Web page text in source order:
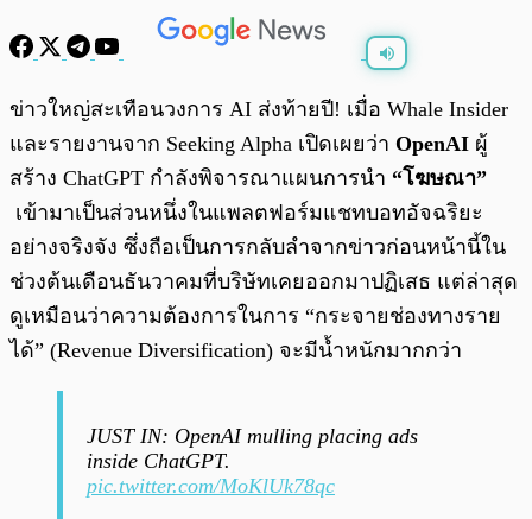
พร้อมเล่น
ข่าวใหญ่สะเทือนวงการ AI ส่งท้ายปี! เมื่อ Whale Insider
และรายงานจาก Seeking Alpha เปิดเผยว่า OpenAI ผู้
สร้าง ChatGPT กำลังพิจารณาแผนการนำ “โฆษณา”
เข้ามาเป็นส่วนหนึ่งในแพลตฟอร์มแชทบอทอัจฉริยะ
อย่างจริงจัง ซึ่งถือเป็นการกลับลำจากข่าวก่อนหน้านี้ใน
ช่วงต้นเดือนธันวาคมที่บริษัทเคยออกมาปฏิเสธ แต่ล่าสุด
ดูเหมือนว่าความต้องการในการ “กระจายช่องทางราย
ได้” (Revenue Diversification) จะมีน้ำหนักมากกว่า
JUST IN: OpenAI mulling placing ads
inside ChatGPT.
pic.twitter.com/MoKlUk78qc